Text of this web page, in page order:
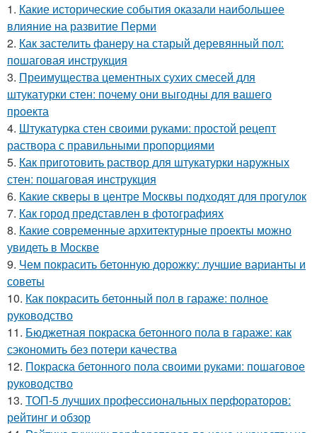
1. Какие исторические события оказали наибольшее
влияние на развитие Перми
2. Как застелить фанеру на старый деревянный пол:
пошаговая инструкция
3. Преимущества цементных сухих смесей для
штукатурки стен: почему они выгодны для вашего
проекта
4. Штукатурка стен своими руками: простой рецепт
раствора с правильными пропорциями
5. Как приготовить раствор для штукатурки наружных
стен: пошаговая инструкция
6. Какие скверы в центре Москвы подходят для прогулок
7. Как город представлен в фотографиях
8. Какие современные архитектурные проекты можно
увидеть в Москве
9. Чем покрасить бетонную дорожку: лучшие варианты и
советы
10. Как покрасить бетонный пол в гараже: полное
руководство
11. Бюджетная покраска бетонного пола в гараже: как
сэкономить без потери качества
12. Покраска бетонного пола своими руками: пошаговое
руководство
13. ТОП-5 лучших профессиональных перфораторов:
рейтинг и обзор